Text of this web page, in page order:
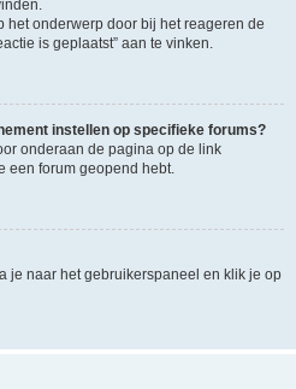
het onderwerp door bij het reageren de
is geplaatst” aan te vinken.
instellen op specifieke forums?
onderaan de pagina op de link
een forum geopend hebt.
je naar het gebruikerspaneel en klik je op